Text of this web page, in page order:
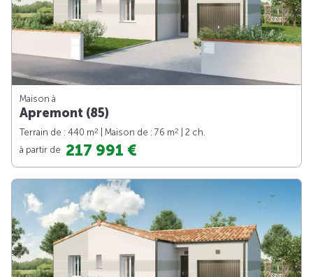
Maison à
Apremont (85)
Terrain de : 440 m2 | Maison de : 76 m2
| 2 ch.
à partir de 217 991 €